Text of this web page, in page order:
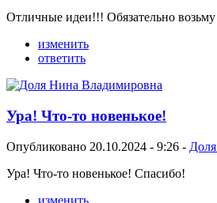
Отличные идеи!!! Обязательно возьму
изменить
ответить
Ура! Что-то новенькое!
Опубликовано 20.10.2024 - 9:26 -
Ура! Что-то новенькое! Спасибо!
изменить